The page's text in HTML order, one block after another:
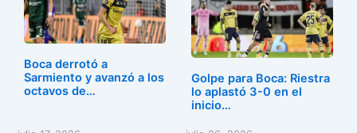
Boca derrotó a
Sarmiento y avanzó a los
octavos de…
Golpe para Boca: Riestra
lo aplastó 3-0 en el
inicio…